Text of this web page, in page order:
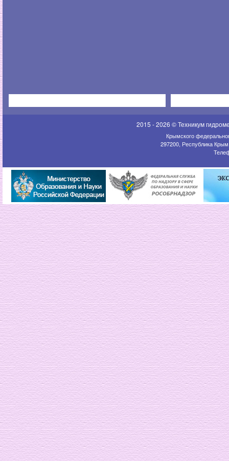
2015 - 2026 © Техникум
Крымского
297200, Республика